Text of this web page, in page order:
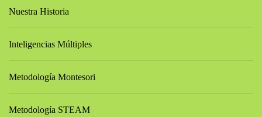
Nuestra Historia
Inteligencias Múltiples
Metodología Montesori
Metodología STEAM